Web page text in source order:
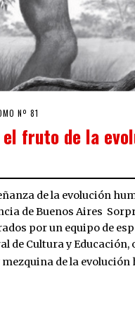
Nº 81
fruto de la
de la evolución
de Buenos Aires
por un equipo de
de Cultura y
de la evolución